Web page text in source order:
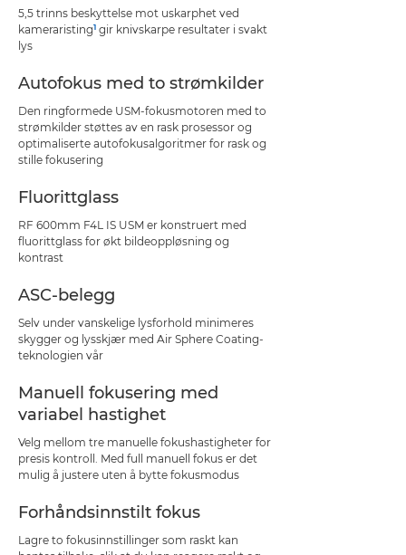
5,5 trinns beskyttelse mot uskarphet ved
kameraristing1 gir knivskarpe resultater i svakt
lys
Autofokus med to strømkilder
Den ringformede USM-fokusmotoren med to
strømkilder støttes av en rask prosessor og
optimaliserte autofokusalgoritmer for rask og
stille fokusering
Fluorittglass
RF 600mm F4L IS USM er konstruert med
fluorittglass for økt bildeoppløsning og
kontrast
ASC-belegg
Selv under vanskelige lysforhold minimeres
skygger og lysskjær med Air Sphere Coating-
teknologien vår
Manuell fokusering med
variabel hastighet
Velg mellom tre manuelle fokushastigheter for
presis kontroll. Med full manuell fokus er det
mulig å justere uten å bytte fokusmodus
Forhåndsinnstilt fokus
Lagre to fokusinnstillinger som raskt kan